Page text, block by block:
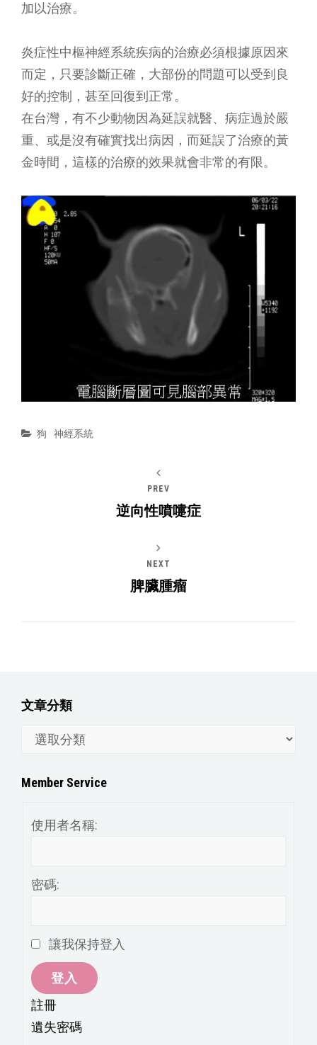
加以治療。
炎症性中樞神經系統疾病的治療必須根據原因來
而定，只要診斷正確，大部份的問題可以受到良
好的控制，甚至回復到正常。
在台灣，有不少動物因為延誤就醫、病症過於嚴
重、或是沒有確實找出病因，而延誤了治療的黃
金時間，這樣的治療的效果就會非常的有限。
Categories
狗 神經系統
PREV
逆向性噴嚏症
NEXT
脾臟腫瘤
文章分類
分
Member Service
使用者名稱:
密碼:
讓我保持登入
登入
註冊
遺失密碼